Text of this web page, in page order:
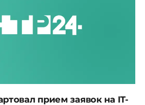
прием заявок на IT-